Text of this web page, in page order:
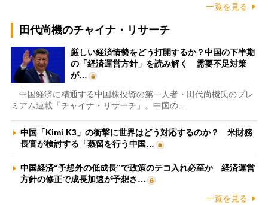
一覧を見る
田代尚機のチャイナ・リサーチ
厳しい経済情勢をどう打開するか？中国の下半期
の「経済運営方針」を読み解く 需要不足対策
が…
中国経済に精通する中国株投資の第一人者・田代尚機氏のプレ
ミアム連載「チャイナ・リサーチ」。中国の…
中国「Kimi K3」の衝撃に世界はどう対応するのか？ 米財務
長官が検討する「蒸留を行う中国…
中国経済“予想外の低成長”で政策のテコ入れ必至か 経済運営
方針の修正で成長加速が予想さ…
一覧を見る